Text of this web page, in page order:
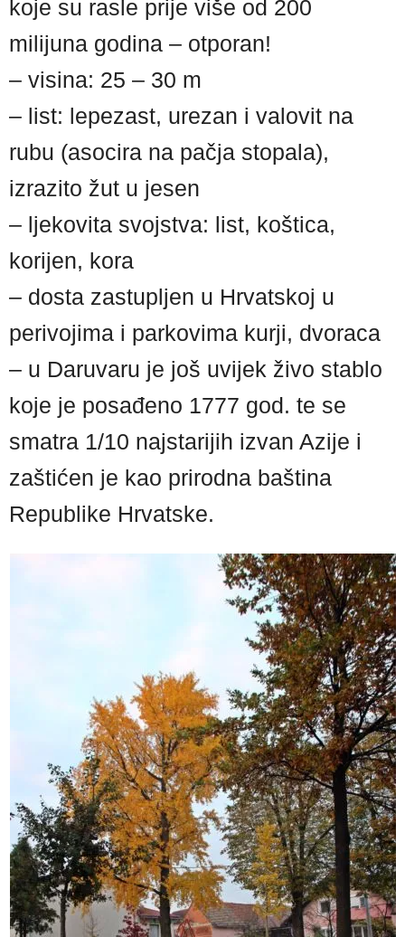
koje su rasle prije više od 200
milijuna godina – otporan!
– visina: 25 – 30 m
– list: lepezast, urezan i valovit na
rubu (asocira na pačja stopala),
izrazito žut u jesen
– ljekovita svojstva: list, koštica,
korijen, kora
– dosta zastupljen u Hrvatskoj u
perivojima i parkovima kurji, dvoraca
– u Daruvaru je još uvijek živo stablo
koje je posađeno 1777 god. te se
smatra 1/10 najstarijih izvan Azije i
zaštićen je kao prirodna baština
Republike Hrvatske.